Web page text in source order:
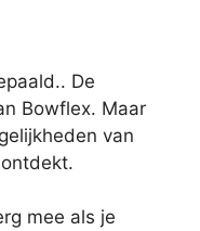
De
Bowflex. Maar
van
mee als je